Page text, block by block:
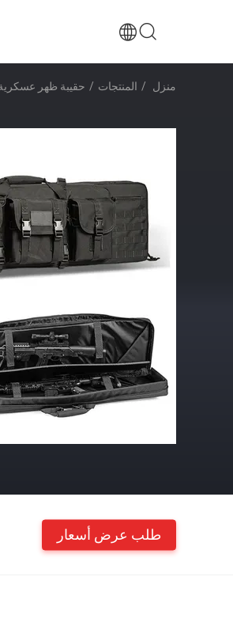
منزل / المنتجات / حقيبة ظهر عسكرية
طلب عرض أسعار